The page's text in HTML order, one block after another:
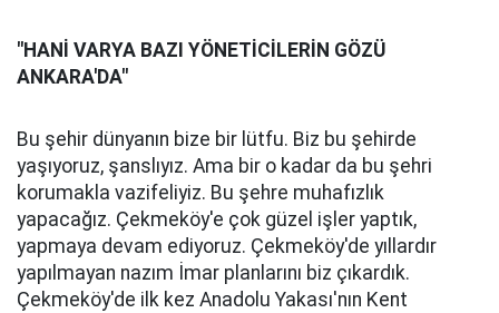
"HANİ VARYA BAZI YÖNETİCİLERİN GÖZÜ
ANKARA'DA"
Bu şehir dünyanın bize bir lütfu. Biz bu şehirde
yaşıyoruz, şanslıyız. Ama bir o kadar da bu şehri
korumakla vazifeliyiz. Bu şehre muhafızlık
yapacağız. Çekmeköy'e çok güzel işler yaptık,
yapmaya devam ediyoruz. Çekmeköy'de yıllardır
yapılmayan nazım İmar planlarını biz çıkardık.
Çekmeköy'de ilk kez Anadolu Yakası'nın Kent